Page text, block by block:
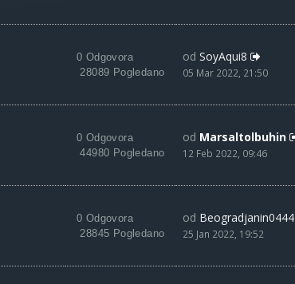
0 Odgovora
28089 Pogledano
od SoyAqui8
05 Mar 2022, 21:50
0 Odgovora
44980 Pogledano
od Marsaltolbuhin
12 Feb 2022, 09:46
0 Odgovora
28845 Pogledano
od Beogradjanin0444
25 Jan 2022, 19:52